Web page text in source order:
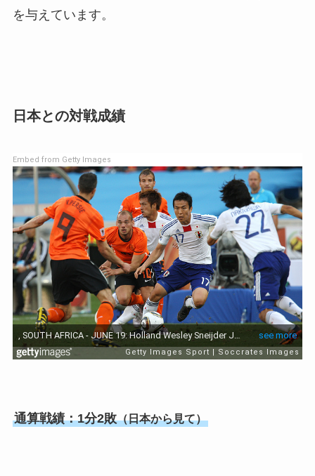
を与えています。
日本との対戦成績
Embed from Getty Images
通算戦績：1分2敗（日本から見て）